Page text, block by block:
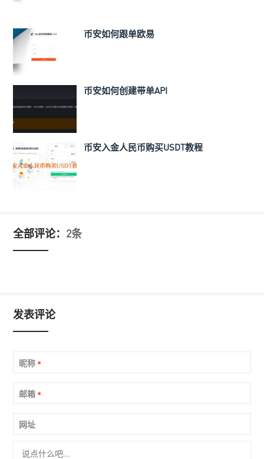
币安如何跟单欧易
币安如何创建带单API
币安入金人民币购买USDT教程
全部评论： 2条
发表评论
昵称 *
邮箱 *
网址